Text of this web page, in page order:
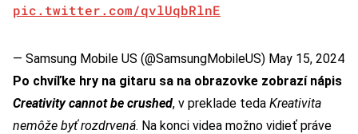
pic.twitter.com/qvlUqbRlnE
— Samsung Mobile US (@SamsungMobileUS) May 15, 2024
Po chvíľke hry na gitaru sa na obrazovke zobrazí nápis
Creativity cannot be crushed, v preklade teda Kreativita
nemôže byť rozdrvená. Na konci videa možno vidieť práve